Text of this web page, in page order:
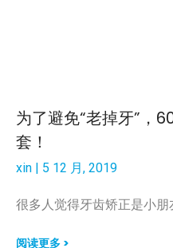
为了避免“老掉牙”，
套！
xin 5 12 月, 2019
很多人觉得牙齿矫正是小
阅读更多 >